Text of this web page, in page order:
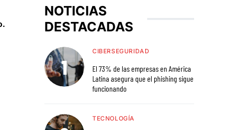
.
NOTICIAS
DESTACADAS
CIBERSEGURIDAD
El 73% de las empresas en América
Latina asegura que el phishing sigue
funcionando
TECNOLOGÍA